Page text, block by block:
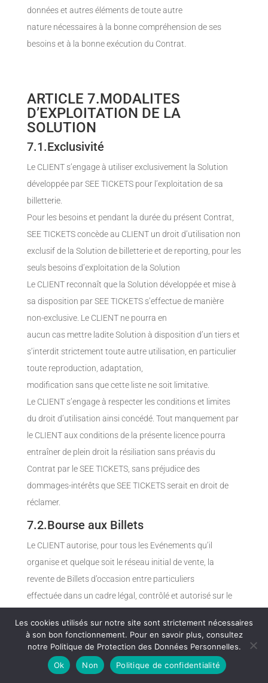
données et autres éléments de toute autre
nature nécessaires à la bonne compréhension de ses
besoins et à la bonne exécution du Contrat.
ARTICLE 7.MODALITES
D’EXPLOITATION DE LA
SOLUTION
7.1.Exclusivité
Le CLIENT s’engage à utiliser exclusivement la Solution
développée par SEE TICKETS pour l’exploitation de sa
billetterie.
Pour les besoins et pendant la durée du présent Contrat,
SEE TICKETS concède au CLIENT un droit d’utilisation non
exclusif de la Solution de billetterie et de reporting, pour les
seuls besoins d’exploitation de la Solution
Le CLIENT reconnaît que la Solution développée et mise à
sa disposition par SEE TICKETS s’effectue de manière
non-exclusive. Le CLIENT ne pourra en
aucun cas mettre ladite Solution à disposition d’un tiers et
s’interdit strictement toute autre utilisation, en particulier
toute reproduction, adaptation,
modification sans que cette liste ne soit limitative.
Le CLIENT s’engage à respecter les conditions et limites
du droit d’utilisation ainsi concédé. Tout manquement par
le CLIENT aux conditions de la présente licence pourra
entraîner de plein droit la résiliation sans préavis du
Contrat par le SEE TICKETS, sans préjudice des
dommages-intérêts que SEE TICKETS serait en droit de
réclamer.
7.2.Bourse aux Billets
Le CLIENT autorise, pour tous les Evénements qu’il
organise et quelque soit le réseau initial de vente, la
revente de Billets d’occasion entre particuliers
effectuée dans un cadre légal, contrôlé et autorisé sur le
TICKETS.
7.3.Gestion des remboursements des
Billets
Les cookies utilisés sur notre site sont strictement nécessaires
à son bon fonctionnement. Pour en savoir plus, consultez
notre Politique de Protection des Données Personnelles.
Ok
Non Politique de confidentialité